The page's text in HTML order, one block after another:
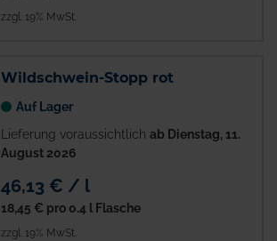
zzgl. 19% MwSt.
Wildschwein-Stopp rot
Auf Lager
Lieferung voraussichtlich ab Dienstag, 11.
August 2026
46,13 € / l
18,45 € pro 0.4 l Flasche
zzgl. 19% MwSt.